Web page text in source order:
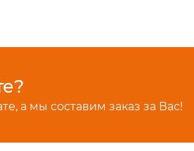
а мы составим заказ за Вас!